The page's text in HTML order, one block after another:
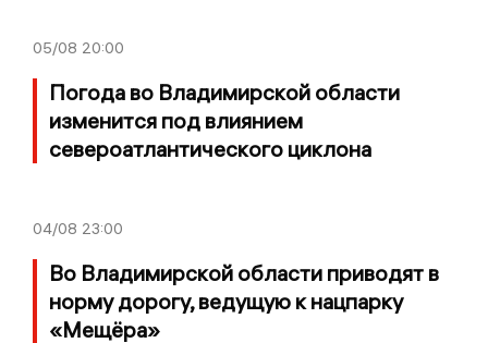
05/08 20:00
Погода во Владимирской области
изменится под влиянием
североатлантического циклона
04/08 23:00
Во Владимирской области приводят в
норму дорогу, ведущую к нацпарку
«Мещёра»